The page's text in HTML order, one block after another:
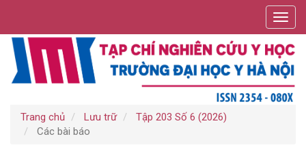
chính
Nội
dung
chính
Trang chủ Lưu trữ
Tập 203 Số 6 (2026)
Các bài báo